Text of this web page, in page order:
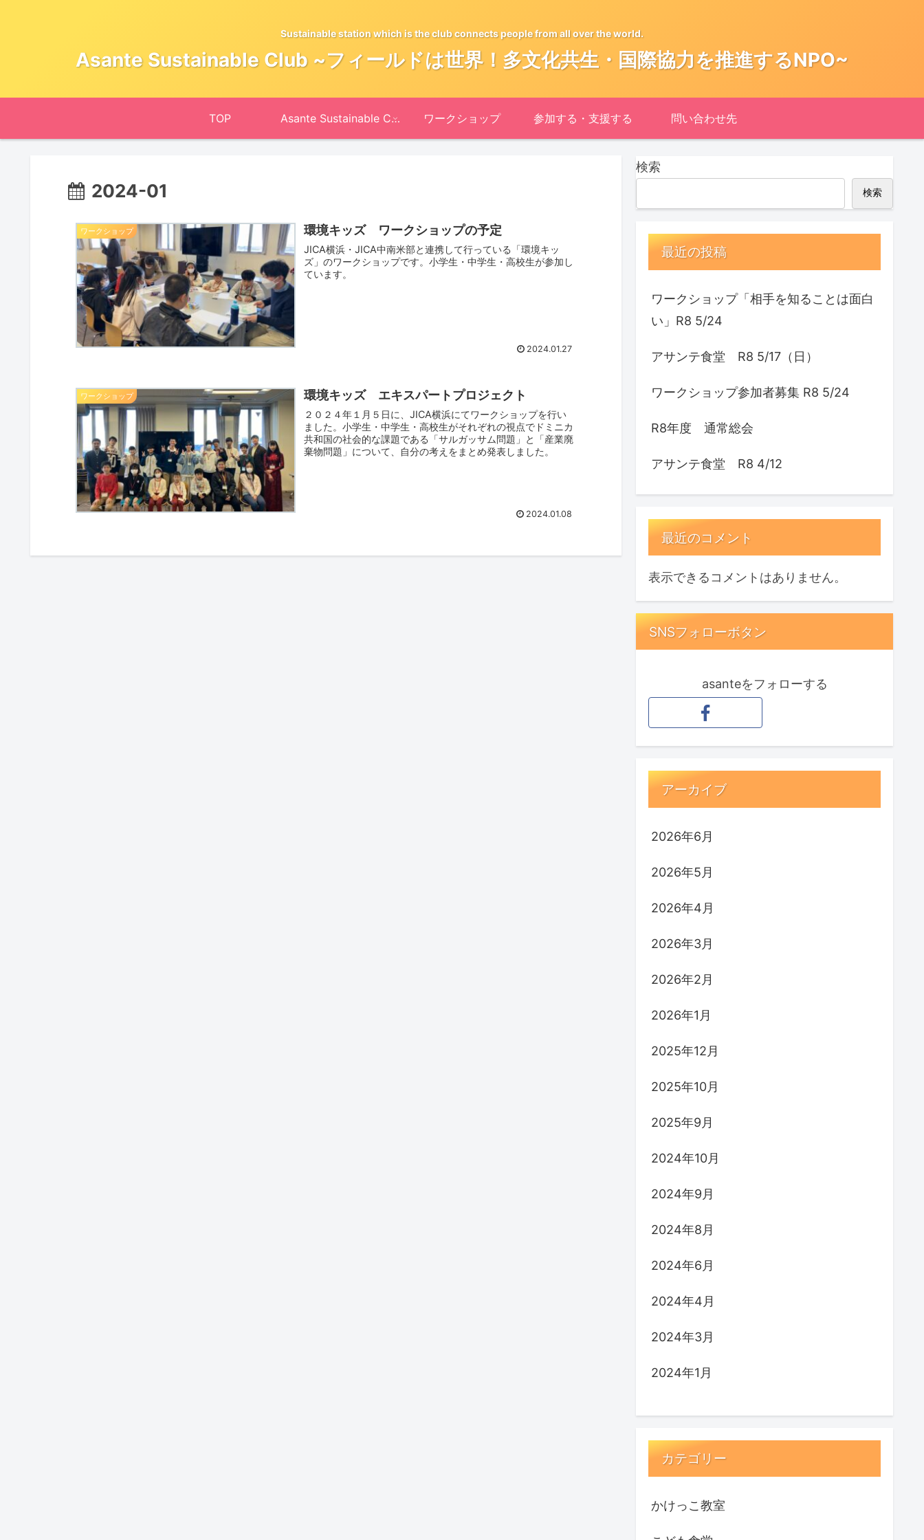
Sustainable station which is the club connects people from all over the world.
Asante Sustainable Club ~フィールドは世界！多文化共生・国際協力を推進するNPO~
TOP Asante Sustainable Clubとは ワークショップ 参加する・支援する 問い合わせ先
2024-01
ワークショップ 環境キッズ ワークショップの予定
JICA横浜・JICA中南米部と連携して行っている「環境キッ
ズ」のワークショップです。小学生・中学生・高校生が参加し
ています。
2024.01.27
ワークショップ 環境キッズ エキスパートプロジェクト
２０２４年１月５日に、JICA横浜にてワークショップを行い
ました。小学生・中学生・高校生がそれぞれの視点でドミニカ
共和国の社会的な課題である「サルガッサム問題」と「産業廃
棄物問題」について、自分の考えをまとめ発表しました。
2024.01.08
検索
検索
最近の投稿
ワークショップ「相手を知ることは面白
い」R8 5/24
アサンテ食堂 R8 5/17（日）
ワークショップ参加者募集 R8 5/24
R8年度 通常総会
アサンテ食堂 R8 4/12
最近のコメント
表示できるコメントはありません。
SNSフォローボタン
asanteをフォローする
アーカイブ
2026年6月
2026年5月
2026年4月
2026年3月
2026年2月
2026年1月
2025年12月
2025年10月
2025年9月
2024年10月
2024年9月
2024年8月
2024年6月
2024年4月
2024年3月
2024年1月
カテゴリー
かけっこ教室